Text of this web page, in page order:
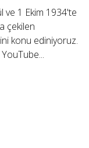
ve 1 Ekim 1934'te
çekilen
konu ediniyoruz.